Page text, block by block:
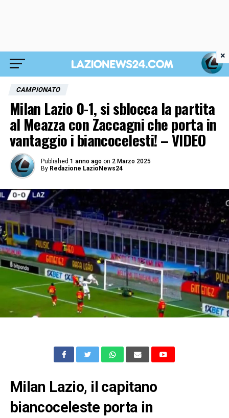
CAMPIONATO
Milan Lazio 0-1, si sblocca la partita
al Meazza con Zaccagni che porta in
vantaggio i biancocelesti! – VIDEO
Published 1 anno ago on 2 Marzo 2025
By Redazione LazioNews24
Milan Lazio, il capitano
biancoceleste porta in
×